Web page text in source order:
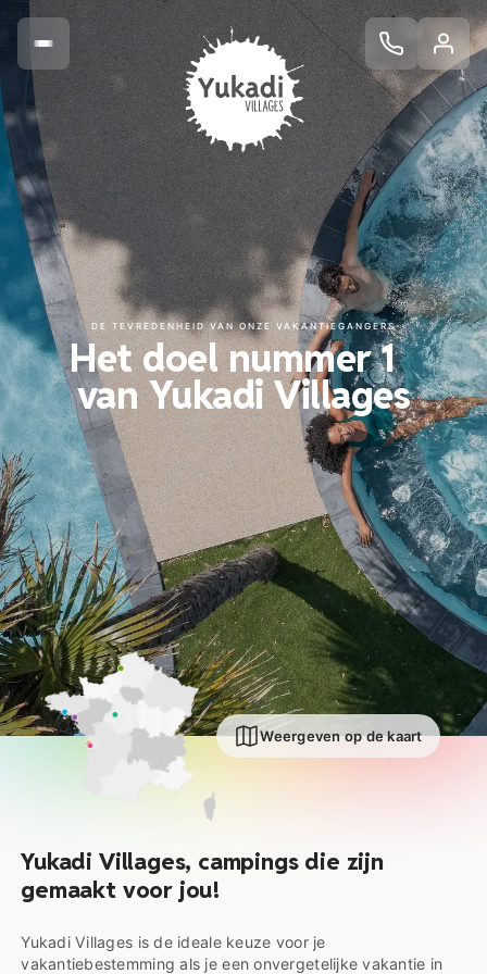
DE TEVREDENHEID VAN ONZE VAKANTIEGANGERS
Het doel nummer 1
van Yukadi Villages
Weergeven op de kaart
Yukadi Villages, campings die zijn
gemaakt voor jou!
Yukadi Villages is de ideale keuze voor je
vakantiebestemming als je een onvergetelijke vakantie in